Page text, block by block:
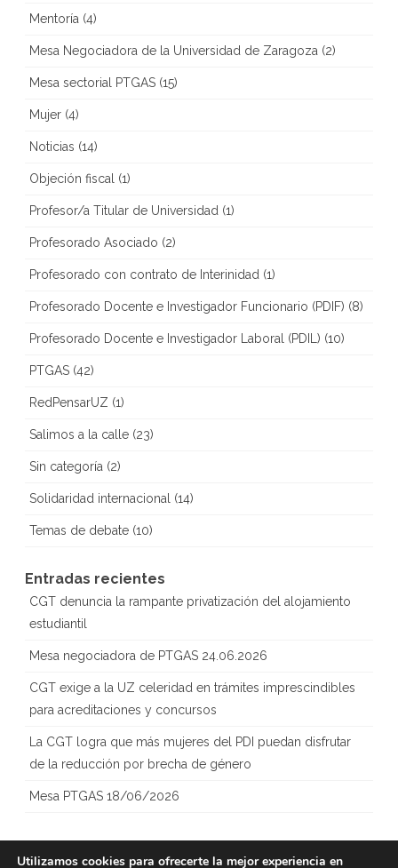
Mentoría (4)
Mesa Negociadora de la Universidad de Zaragoza (2)
Mesa sectorial PTGAS (15)
Mujer (4)
Noticias (14)
Objeción fiscal (1)
Profesor/a Titular de Universidad (1)
Profesorado Asociado (2)
Profesorado con contrato de Interinidad (1)
Profesorado Docente e Investigador Funcionario (PDIF) (8)
Profesorado Docente e Investigador Laboral (PDIL) (10)
PTGAS (42)
RedPensarUZ (1)
Salimos a la calle (23)
Sin categoría (2)
Solidaridad internacional (14)
Temas de debate (10)
Entradas recientes
CGT denuncia la rampante privatización del alojamiento
estudiantil
Mesa negociadora de PTGAS 24.06.2026
CGT exige a la UZ celeridad en trámites imprescindibles
para acreditaciones y concursos
La CGT logra que más mujeres del PDI puedan disfrutar
de la reducción por brecha de género
Mesa PTGAS 18/06/2026
Utilizamos cookies para ofrecerte la mejor experiencia en